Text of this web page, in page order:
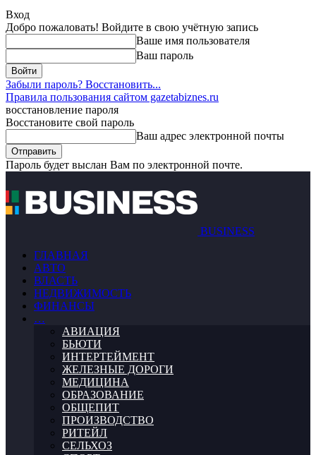
Вход
Добро пожаловать! Войдите в свою учётную запись
Ваше имя пользователя
Ваш пароль
Забыли пароль? Восстановить...
Правила пользования сайтом gazetabiznes.ru
восстановление пароля
Восстановите свой пароль
Ваш адрес электронной почты
Пароль будет выслан Вам по электронной почте.
BUSINESS
ГЛАВНАЯ
АВТО
ВЛАСТЬ
НЕДВИЖИМОСТЬ
ФИНАНСЫ
…
АВИАЦИЯ
БЬЮТИ
ИНТЕРТЕЙМЕНТ
ЖЕЛЕЗНЫЕ ДОРОГИ
МЕДИЦИНА
ОБРАЗОВАНИЕ
ОБЩЕПИТ
ПРОИЗВОДСТВО
РИТЕЙЛ
СЕЛЬХОЗ